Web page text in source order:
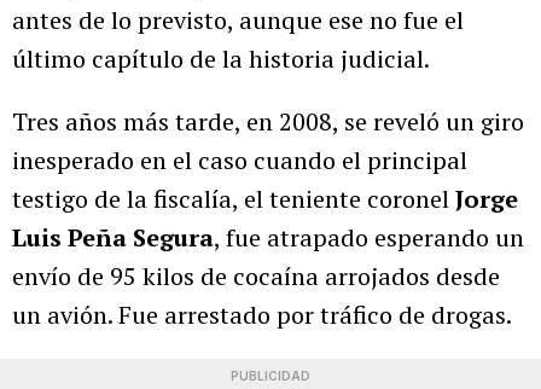
antes de lo previsto, aunque ese no fue el
último capítulo de la historia judicial.
Tres años más tarde, en 2008, se reveló un giro
inesperado en el caso cuando el principal
testigo de la fiscalía, el teniente coronelJorge
Luis Peña Segura, fue atrapado esperando un
envío de 95 kilos de cocaína arrojados desde
un avión. Fue arrestado por tráfico de drogas.
PUBLICIDAD